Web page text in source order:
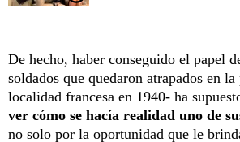
De hecho, haber conseguido el papel
soldados que quedaron atrapados en
localidad francesa en 1940- ha
ver cómo se hacía realidad uno de
no solo por la oportunidad que le